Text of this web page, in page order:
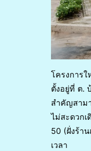
โครงการ
ตั้งอยู่ที่ ต.
สำคัญสาม
ไม่สะดวกเ
50 (ฝั่งร้า
เวลา